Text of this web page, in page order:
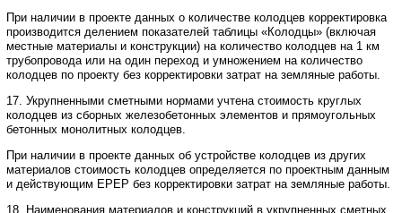
При наличии в проекте данных о количестве колодцев корректировка
производится делением показателей таблицы «Колодцы» (включая
местные материалы и конструкции) на количество колодцев на 1 км
трубопровода или на один переход и умножением на количество
колодцев по проекту без корректировки затрат на земляные работы.
17. Укрупненными сметными нормами учтена стоимость круглых
колодцев из сборных железобетонных элементов и прямоугольных
бетонных монолитных колодцев.
При наличии в проекте данных об устройстве колодцев из других
материалов стоимость колодцев определяется по проектным данным
и действующим ЕРЕР без корректировки затрат на земляные работы.
18. Наименования материалов и конструкций в укрупненных сметных